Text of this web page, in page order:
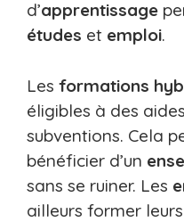
d’apprentissage
études et emploi.
Les formations
éligibles à des
subventions. Cela
bénéficier d’un
sans se ruiner. Les
ailleurs former